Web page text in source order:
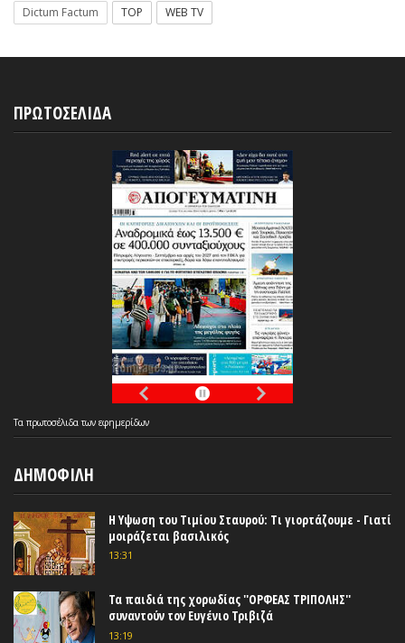
Dictum Factum
TOP WEB TV
ΠΡΩΤΟΣΕΛΙΔΑ
Τα πρωτοσέλιδατων εφημερίδων
ΔΗΜΟΦΙΛΗ
Η Υψωση του Τιμίου Σταυρού: Τι γιορτάζουμε - Γιατί
μοιράζεται βασιλικός
13:31
Τα παιδιά της χορωδίας ''ΟΡΦΕΑΣ ΤΡΙΠΟΛΗΣ''
συναντούν τον Ευγένιο Τριβιζά
13:19